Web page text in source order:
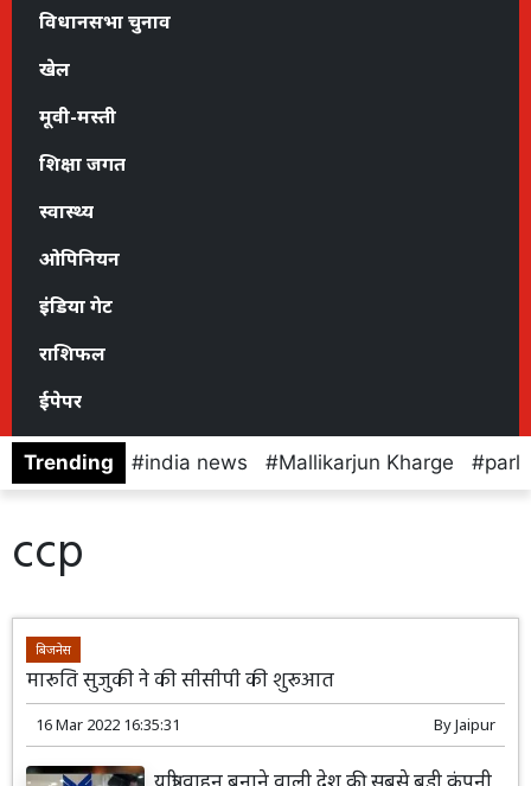
विधानसभा चुनाव
खेल
मूवी-मस्ती
शिक्षा जगत
स्वास्थ्य
ओपिनियन
इंडिया गेट
राशिफल
ईपेपर
Trending india news Mallikarjun Kharge
ccp
बिजनेस
मारूति सुजुकी ने की सीसीपी की शुरूआत
16 Mar 2022 16:35:31 ByJaipur